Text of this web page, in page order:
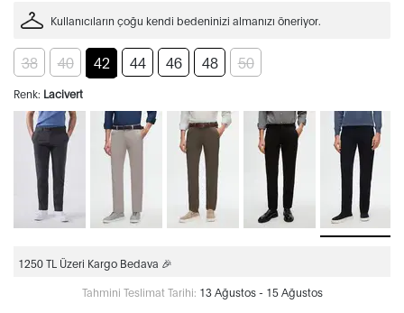
Kullanıcıların çoğu kendi bedeninizi almanızı öneriyor.
38 40 42 44 46 48 50
Renk: Lacivert
1250 TL Üzeri Kargo Bedava 🎉
Tahmini Teslimat Tarihi: 13 Ağustos - 15 Ağustos